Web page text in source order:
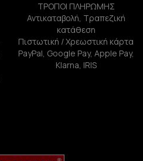
ΤΡΟΠΟΙ ΠΛΗΡΩΜΗΣ
Αντικαταβολή, Τραπεζική
κατάθεση
Πιστωτική / Χρεωστική κάρτα
PayPal, Google Pay, Apple Pay,
Klarna, IRIS